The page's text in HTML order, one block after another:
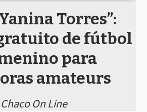
Torres”:
de fútbol
para
amateurs
Chaco On Line